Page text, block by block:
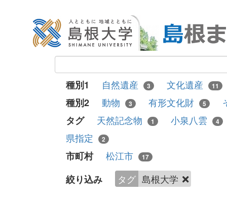
種別1 自然遺産 3 文化遺産 11
種別2 動物 3 有形文化財 5
タグ
天然記念物 1 小泉八雲 4
県指定 2
市町村 松江市 17
絞り込み タグ 島根大学